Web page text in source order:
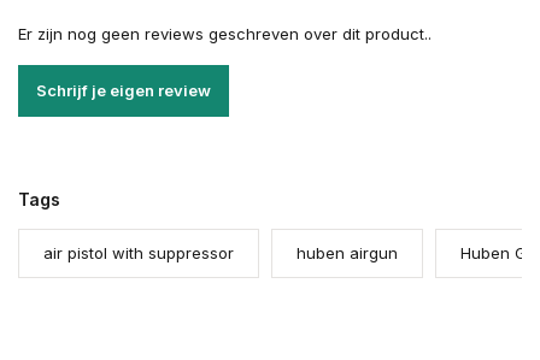
Er zijn nog geen reviews geschreven over dit product..
Schrijf je eigen review
Tags
air pistol with suppressor huben airgun Huben